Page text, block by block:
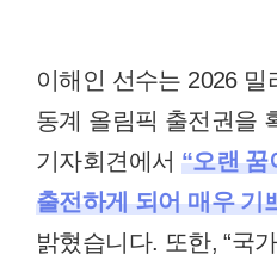
이해인 선수는 2026 밀
동계 올림픽 출전권을
기자회견에서 “오랜 꿈
출전하게 되어 매우 기
밝혔습니다. 또한, “국